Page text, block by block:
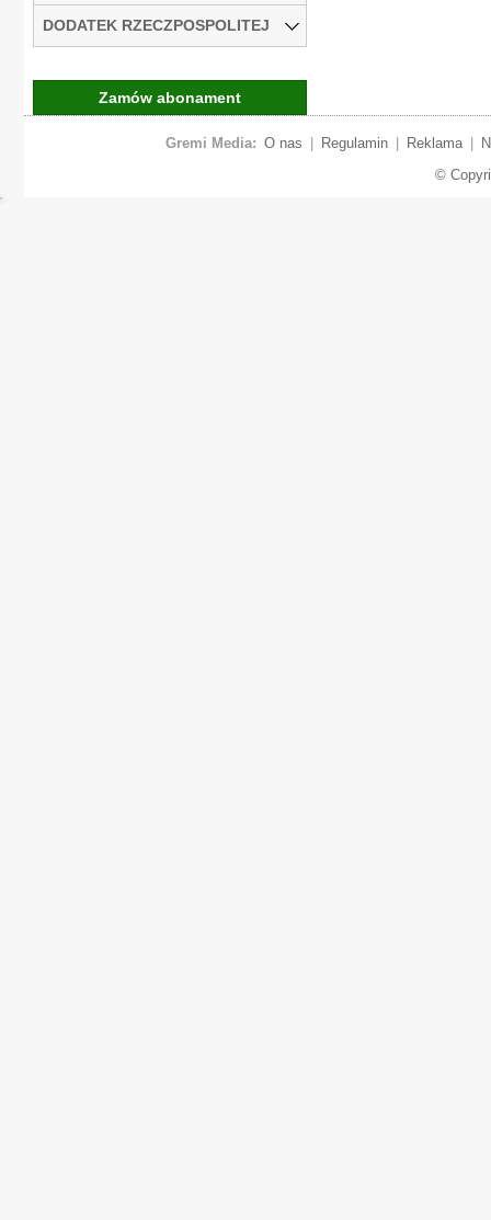
DODATEK RZECZPOSPOLITEJ
Zamów abonament
Gremi Media: O nas Regulamin Reklama
©